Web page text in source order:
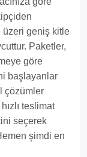
üzeri geniş kitle
Paketler,
göre
başlayanlar
çözümler
teslimat
seçerek
şimdi en